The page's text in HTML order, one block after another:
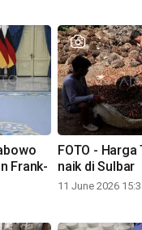
Frank-
FOTO - Harga
naik di Sulbar
11 June 2026